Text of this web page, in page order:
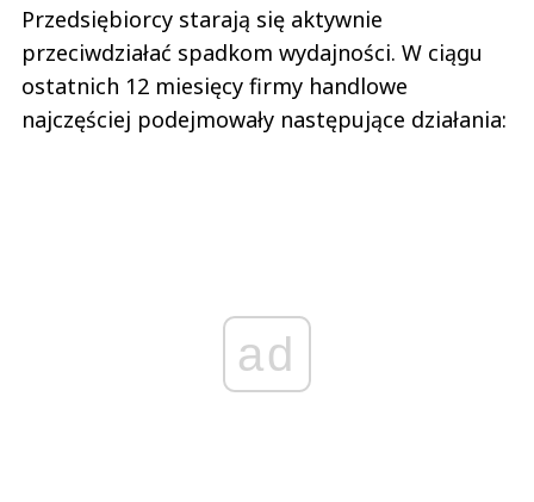
Przedsiębiorcy starają się aktywnie
przeciwdziałać spadkom wydajności. W ciągu
ostatnich 12 miesięcy firmy handlowe
najczęściej podejmowały następujące działania:
ad